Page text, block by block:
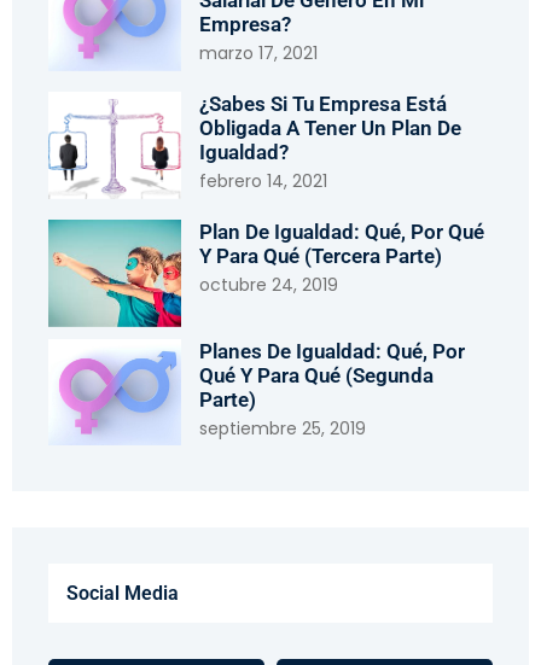
Empresa?
marzo 17, 2021
¿Sabes Si Tu Empresa Está
Obligada A Tener Un Plan De
Igualdad?
febrero 14, 2021
Plan De Igualdad: Qué, Por Qué
Y Para Qué (tercera Parte)
octubre 24, 2019
Planes De Igualdad: Qué, Por
Qué Y Para Qué (segunda
Parte)
septiembre 25, 2019
Social Media